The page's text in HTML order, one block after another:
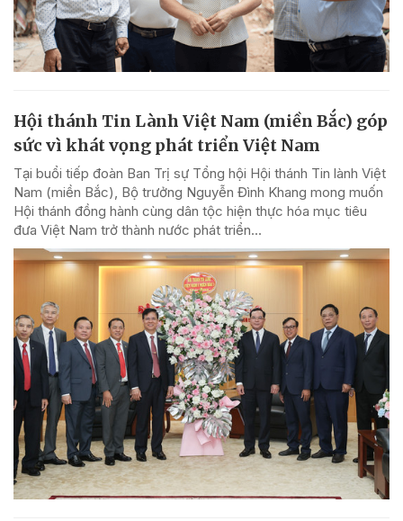
Hội thánh Tin Lành Việt Nam (miền Bắc) góp
sức vì khát vọng phát triển Việt Nam
Tại buổi tiếp đoàn Ban Trị sự Tổng hội Hội thánh Tin lành Việt
Nam (miền Bắc), Bộ trưởng Nguyễn Đình Khang mong muốn
Hội thánh đồng hành cùng dân tộc hiện thực hóa mục tiêu
đưa Việt Nam trở thành nước phát triển...